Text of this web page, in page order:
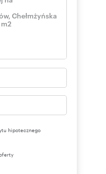
hipotecznego